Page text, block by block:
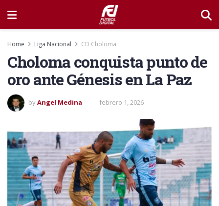
Home Liga Nacional CD Choloma
Choloma conquista punto de
oro ante Génesis en La Paz
byAngel Medina febrero 1, 2026